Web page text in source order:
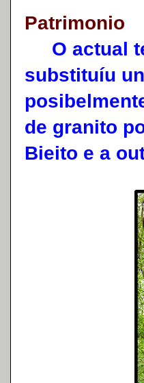
Patrimonio
O actual
substituíu
de granito
Bieito e a